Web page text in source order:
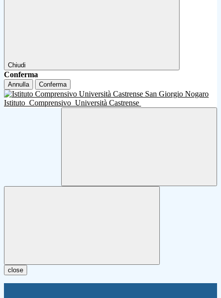
Chiudi
Conferma
Annulla Conferma
Istituto Comprensivo Università Castrense
close